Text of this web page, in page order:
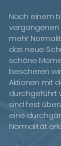
Nach einem
vergangenen
mehr
das neue
schöne
bescheren
Aktionen mit
durchgeführt
sind fest
eine
Normalität